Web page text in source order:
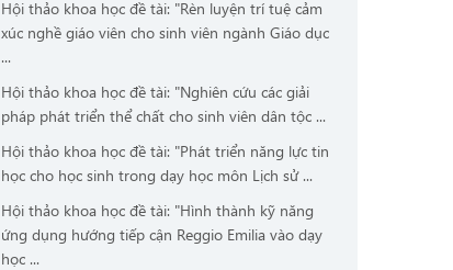
Hội thảo khoa học đề tài: "Rèn luyện trí tuệ cảm
xúc nghề giáo viên cho sinh viên ngành Giáo dục
...
Hội thảo khoa học đề tài: "Nghiên cứu các giải
pháp phát triển thể chất cho sinh viên dân tộc ...
Hội thảo khoa học đề tài: "Phát triển năng lực tin
học cho học sinh trong dạy học môn Lịch sử ...
Hội thảo khoa học đề tài: "Hình thành kỹ năng
ứng dụng hướng tiếp cận Reggio Emilia vào dạy
học ...